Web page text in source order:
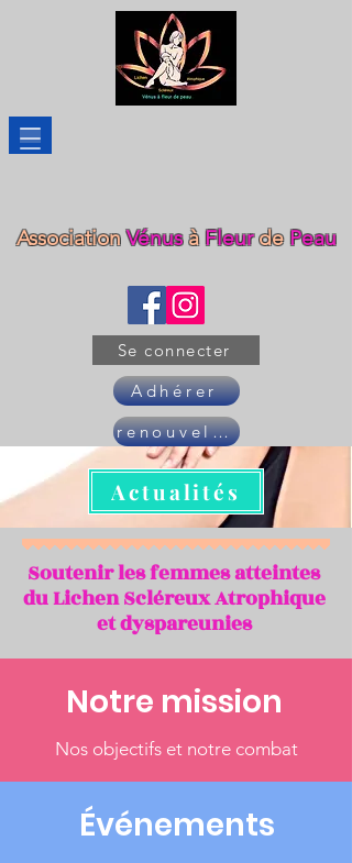
AssociationVénus à Fleurde Peau
Se connecter
Adhérer
renouveler son adhésion
Actualités
Soutenir les femmes atteintes
du Lichen Scléreux Atrophique
et dyspareunies
Notre mission
Nos objectifs et notre combat
Événements